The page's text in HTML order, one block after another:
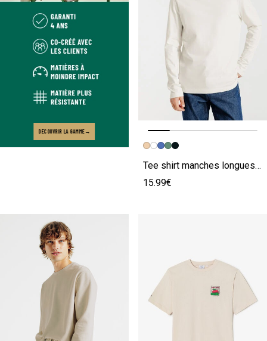
DÉCOUVRIR LA GAMME
Image précédente
Image suivante
Tee shirt manches longues matière douce beige
15.99€